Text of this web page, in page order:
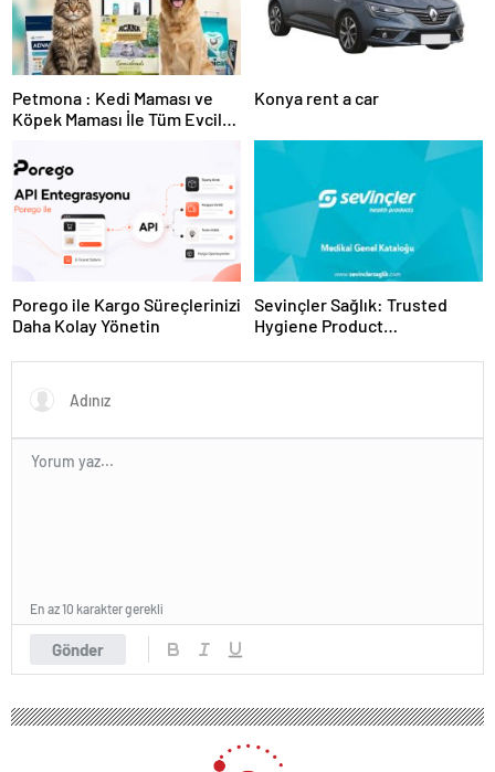
Petmona : Kedi Maması ve
Köpek Maması İle Tüm Evcil
Konya rent a car
Porego ile Kargo Süreçlerinizi
Daha Kolay Yönetin
Sevinçler Sağlık: Trusted
Hygiene Product
Gönder
En az 10 karakter gerekli